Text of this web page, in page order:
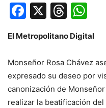
Facebook
X
El Metropolitano Digital
Monseñor Rosa Chávez
expresado su deseo por
canonización de
realizar la beatificación